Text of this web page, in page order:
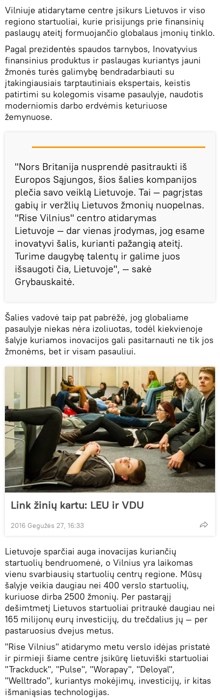
Vilniuje atidarytame centre įsikurs Lietuvos ir viso
regiono startuoliai, kurie prisijungs prie finansinių
paslaugų ateitį formuojančio globalaus įmonių tinklo.
Pagal prezidentės spaudos tarnybos, Inovatyvius
finansinius produktus ir paslaugas kuriantys jauni
žmonės turės galimybę bendradarbiauti su
įtakingiausiais tarptautiniais ekspertais, keistis
patirtimi su kolegomis visame pasaulyje, naudotis
moderniomis darbo erdvėmis keturiuose
žemynuose.
"Nors Britanija nusprendė pasitraukti iš
Europos Sąjungos, šios šalies kompanijos
plečia savo veiklą Lietuvoje. Tai — pagrįstas
gabių ir veržlių Lietuvos žmonių nuopelnas.
"Rise Vilnius" centro atidarymas
Lietuvoje — dar vienas įrodymas, jog esame
inovatyvi šalis, kurianti pažangią ateitį.
Turime daugybę talentų ir galime juos
išsaugoti čia, Lietuvoje", — sakė
Grybauskaitė.
Šalies vadovė taip pat pabrėžė, jog globaliame
pasaulyje niekas nėra izoliuotas, todėl kiekvienoje
šalyje kuriamos inovacijos gali pasitarnauti ne tik jos
žmonėms, bet ir visam pasauliui.
Link žinių kartu: LEU ir VDU
2016 Gegužės 27, 16:33
Lietuvoje sparčiai auga inovacijas kuriančių
startuolių bendruomenė, o Vilnius yra laikomas
vienu svarbiausių startuolių centrų regione. Mūsų
šalyje veikia daugiau nei 400 verslo startuolių,
kuriuose dirba 2500 žmonių. Per pastarąjį
dešimtmetį Lietuvos startuoliai pritraukė daugiau nei
165 milijonų eurų investicijų, du trečdalius jų — per
pastaruosius dvejus metus.
"Rise Vilnius" atidarymo metu verslo idėjas pristatė
ir pirmieji šiame centre įsikūrę lietuviški startuoliai
"Trackduck", "Pulse", "Worapay", "Deloyal",
"Welltrado", kuriantys mokėjimų, investicijų, ir kitas
išmaniąsias technologijas.